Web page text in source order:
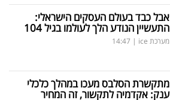
אבל כבד בעולם העסקים הישראלי:
התעשיין הנודע הלך לעולמו בגיל 104
מערכת ice |
14:47
מתקשרת הסלבס מעכו במהלך כלכלי
ענק: אקדמיה לתקשור, זה המחיר